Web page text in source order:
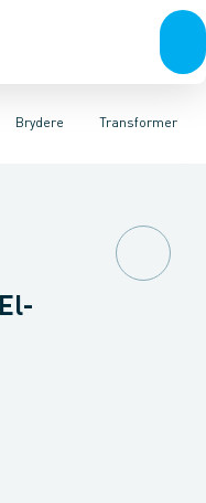
Forgreningsmateriel
Brydereog softstartere
Transformer
Ombygningssæt til